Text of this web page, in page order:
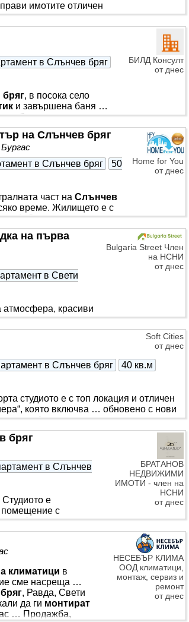
имотите отличен
замонтажна зарядни
представител на
актуална
Предлагаме
в кв. Черно море,
БИЛД Консулт
от днес
в Слънчев бряг
, в посока село
и завършена баня …
бряг, осигурен от
комплекс Съни Дей *** .
ресторант,
много кътове за
Home for You
от днес
на Слънчев бряг
в Слънчев бряг
50
част на Слънчев
време. Жилището е с
Състои се от коридор,
*** . Мебелите и уредите са
Ключа е у нас. Ние
- денонощна
Bulgaria Street Член
на НСНИ
от днес
на първа
в Свети
атмосфера, красиви
за почивка, така
, сред зеленина и в
морска гледка в
Жилището е с
просторна
Soft Cities
от днес
в Слънчев бряг
40 кв.м
студиото е с топ локация и отличен
която включва … обновено с нови
с вана) студио на пети етаж със
е нова, плъзгаща се тента …
ползване. Готови документи.
Асансьора
БРАТАНОВ
НЕДВИЖИМИ
ИМОТИ - член на
НСНИ
от днес
бряг
в Слънчев
е
помещение с
с частична
за
са
до височината на
НЕСЕБЪР КЛИМА
ООД климатици,
монтаж, сервиз и
ремонт
от днес
климатици в
сме насреща …
, Равда, Свети
да ги монтират
… Продажба,